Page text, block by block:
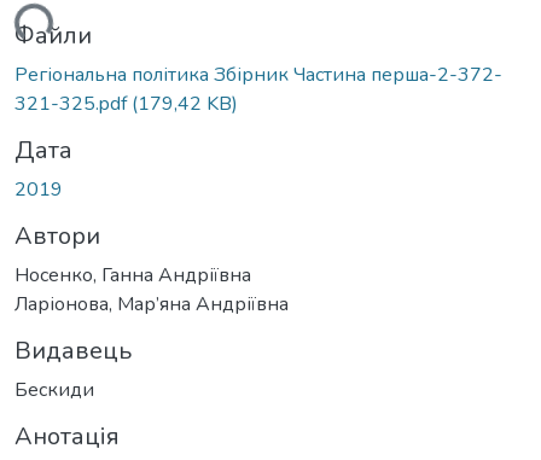
Файли
Регіональна політика Збірник Частина перша-2-372-
321-325.pdf(179,42 KB)
Дата
2019
Автори
Носенко, Ганна Андріївна
Ларіонова, Мар’яна Андріївна
Видавець
Бескиди
Анотація